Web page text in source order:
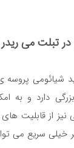
تبلت می
شیائومی پروسه
دارد و به
از قابلیت های